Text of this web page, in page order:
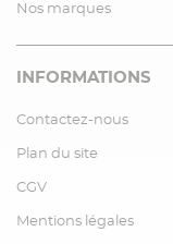
Nos marques
INFORMATIONS
Contactez-nous
Plan du site
CGV
Mentions légales